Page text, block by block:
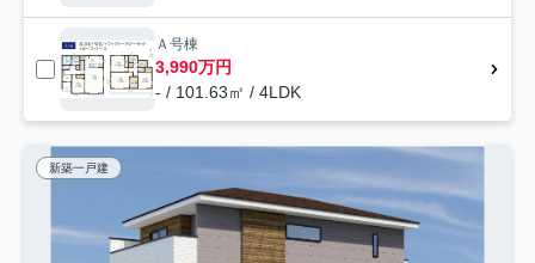
Ａ号棟
3,990万円
- / 101.63㎡ / 4LDK
新築一戸建